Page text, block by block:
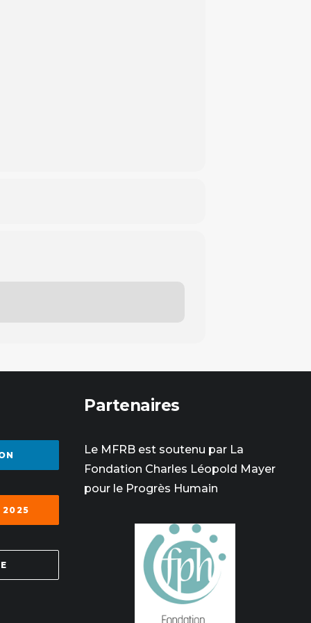
2025
Partenaires
Le MFRB est soutenu par La
Fondation Charles Léopold Mayer
pour le Progrès Humain